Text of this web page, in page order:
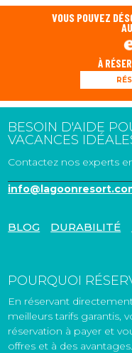
VOUS POUVEZ
À
BESOIN D'AIDE
VACANCES
Contactez nos experts
BLOG DURABILITÉ
POURQUOI
En réservant
meilleurs tarifs garantis,
réservation à payer et
offres et à des avantages.